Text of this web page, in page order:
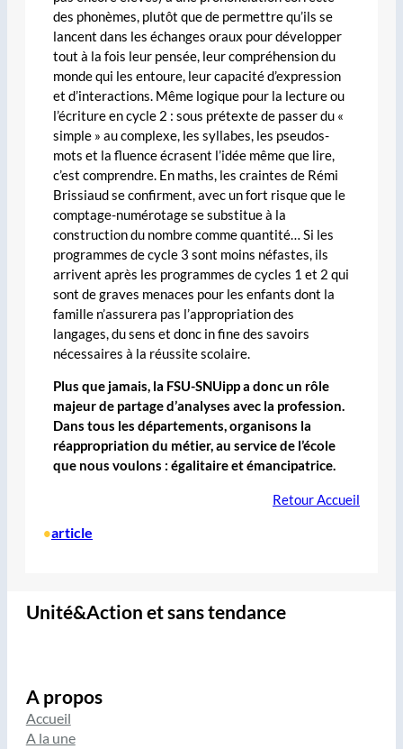
des phonèmes, plutôt que de permettre qu’ils se
lancent dans les échanges oraux pour développer
tout à la fois leur pensée, leur compréhension du
monde qui les entoure, leur capacité d’expression
et d’interactions. Même logique pour la lecture ou
l’écriture en cycle 2 : sous prétexte de passer du «
simple » au complexe, les syllabes, les pseudos-
mots et la fluence écrasent l’idée même que lire,
c’est comprendre. En maths, les craintes de Rémi
Brissiaud se confirment, avec un fort risque que le
comptage-numérotage se substitue à la
construction du nombre comme quantité… Si les
programmes de cycle 3 sont moins néfastes, ils
arrivent après les programmes de cycles 1 et 2 qui
sont de graves menaces pour les enfants dont la
famille n’assurera pas l’appropriation des
langages, du sens et donc in fine des savoirs
nécessaires à la réussite scolaire.
Plus que jamais, la FSU-SNUipp a donc un rôle
majeur de partage d’analyses avec la profession.
Dans tous les départements, organisons la
réappropriation du métier, au service de l’école
que nous voulons : égalitaire et émancipatrice.
Retour Accueil
•article
Unité&Action et sans tendance
A propos
Accueil
A la une